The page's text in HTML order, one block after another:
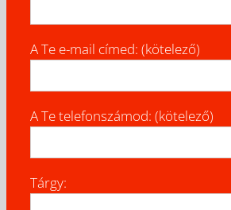
A Te e-mail címed: (kötelező)
A Te telefonszámod: (kötelező)
Tárgy: